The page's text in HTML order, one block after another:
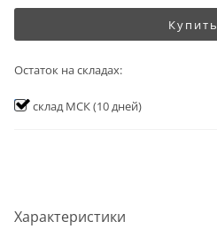
Характеристики
Купить
Остаток на складах:
склад МСК(10 дней)